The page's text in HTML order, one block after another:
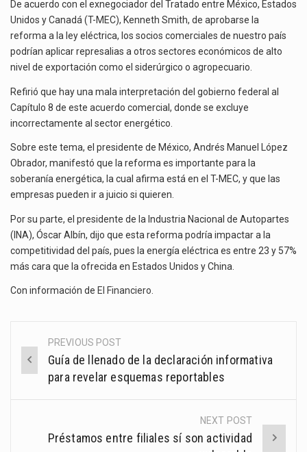
El gobierno de Estados Unidos anunciará un arancel del 15 % sobre los productos fabricados…
El Departamento de Agricultura de Estados Unidos (USDA) suspendió el 5 de agosto de 2026…
SI
SE
APRUEBA
REFORMA
ELÉCTRICA:
KENNETH
SMITH
De acuerdo con el exnegociador del Tratado entre México, Estados
Unidos y Canadá (T-MEC), Kenneth Smith, de aprobarse la
reforma a la ley eléctrica, los socios comerciales de nuestro país
podrían aplicar represalias a otros sectores económicos de alto
nivel de exportación como el siderúrgico o agropecuario.
Refirió que hay una mala interpretación del gobierno federal al
Capítulo 8 de este acuerdo comercial, donde se excluye
incorrectamente al sector energético.
Sobre este tema, el presidente de México, Andrés Manuel López
Obrador, manifestó que la reforma es importante para la
soberanía energética, la cual afirma está en el T-MEC, y que las
empresas pueden ir a juicio si quieren.
Por su parte, el presidente de la Industria Nacional de Autopartes
(INA), Óscar Albín, dijo que esta reforma podría impactar a la
competitividad del país, pues la energía eléctrica es entre 23 y 57%
más cara que la ofrecida en Estados Unidos y China.
Con información de El Financiero.
Post
navigation
PREVIOUS POST
Guía de llenado de la declaración informativa
para revelar esquemas reportables
NEXT POST
Préstamos entre filiales sí son actividad